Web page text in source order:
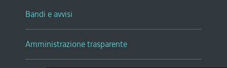
Bandi e avvisi
Amministrazione trasparente